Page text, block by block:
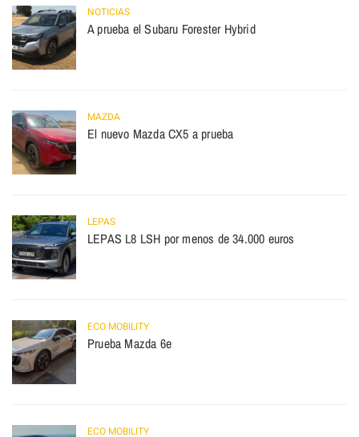
NOTICIAS
A prueba el Subaru Forester Hybrid
MAZDA
El nuevo Mazda CX5 a prueba
LEPAS
LEPAS L8 LSH por menos de 34.000 euros
ECO MOBILITY
Prueba Mazda 6e
ECO MOBILITY